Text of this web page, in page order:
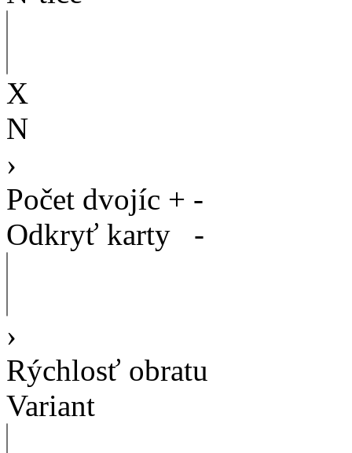
X
N
›
Počet dvojíc + -
Odkryť karty
-
›
Rýchlosť obratu
Variant